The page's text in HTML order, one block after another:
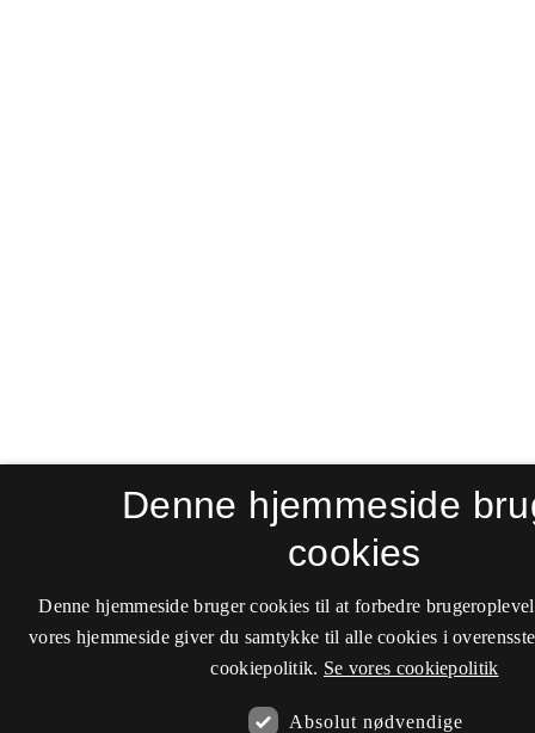
Denne hjemmeside
cookies
Denne hjemmeside bruger cookies til at forbedre
vores hjemmeside giver du samtykke til alle cookies i
cookiepolitik. Se vores cookiepolitik
Absolut nødvendige